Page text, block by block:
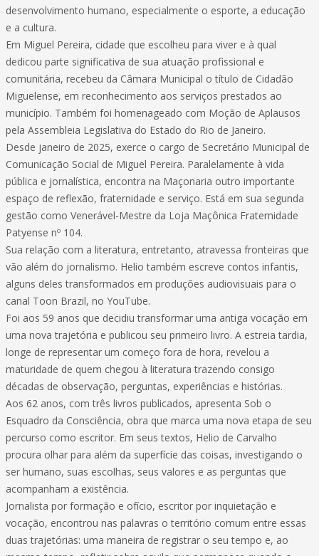
desenvolvimento humano, especialmente o esporte, a educação
e a cultura.
Em Miguel Pereira, cidade que escolheu para viver e à qual
dedicou parte significativa de sua atuação profissional e
comunitária, recebeu da Câmara Municipal o título de Cidadão
Miguelense, em reconhecimento aos serviços prestados ao
município. Também foi homenageado com Moção de Aplausos
pela Assembleia Legislativa do Estado do Rio de Janeiro.
Desde janeiro de 2025, exerce o cargo de Secretário Municipal de
Comunicação Social de Miguel Pereira. Paralelamente à vida
pública e jornalística, encontra na Maçonaria outro importante
espaço de reflexão, fraternidade e serviço. Está em sua segunda
gestão como Venerável-Mestre da Loja Maçônica Fraternidade
Patyense nº 104.
Sua relação com a literatura, entretanto, atravessa fronteiras que
vão além do jornalismo. Helio também escreve contos infantis,
alguns deles transformados em produções audiovisuais para o
canal Toon Brazil, no YouTube.
Foi aos 59 anos que decidiu transformar uma antiga vocação em
uma nova trajetória e publicou seu primeiro livro. A estreia tardia,
longe de representar um começo fora de hora, revelou a
maturidade de quem chegou à literatura trazendo consigo
décadas de observação, perguntas, experiências e histórias.
Aos 62 anos, com três livros publicados, apresenta Sob o
Esquadro da Consciência, obra que marca uma nova etapa de seu
percurso como escritor. Em seus textos, Helio de Carvalho
procura olhar para além da superfície das coisas, investigando o
ser humano, suas escolhas, seus valores e as perguntas que
acompanham a existência.
Jornalista por formação e ofício, escritor por inquietação e
vocação, encontrou nas palavras o território comum entre essas
duas trajetórias: uma maneira de registrar o seu tempo e, ao